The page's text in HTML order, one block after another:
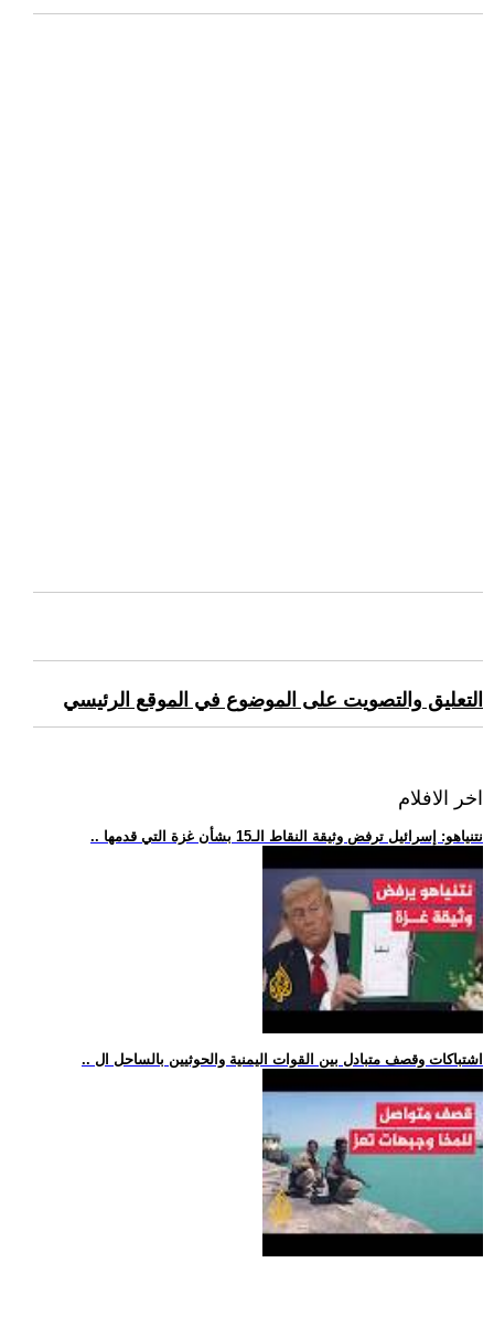
التعليق والتصويت على الموضوع في الموقع الرئيسي
اخر الافلام
.. نتنياهو: إسرائيل ترفض وثيقة النقاط الـ15 بشأن غزة التي قدمها
.. اشتباكات وقصف متبادل بين القوات اليمنية والحوثيين بالساحل ال